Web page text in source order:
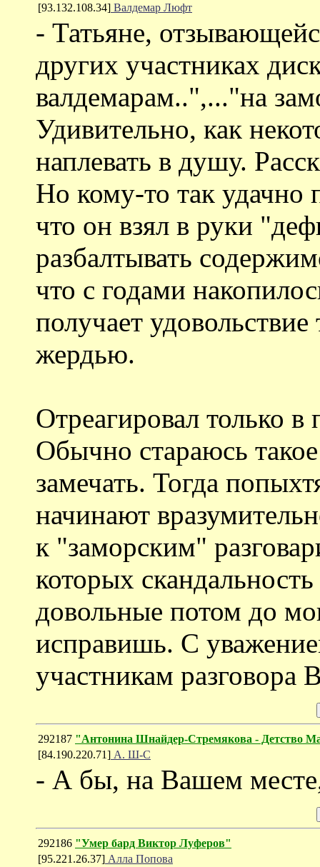
[93.132.108.34] Валдемар Люфт
- Татьяне,
других участниках
валдемарам..",..."на
Удивительно, как
наплевать в душу.
Но кому-то так удачно
что он взял в руки
разбалтывать
что с годами
получает удовольствие
жердью.
Отреагировал только
Обычно стараюсь
замечать. Тогда
начинают
к "заморским"
которых
довольные потом до
исправишь. С
участникам
292187 "Антонина Шнайдер-Стремякова - Детство
[84.190.220.71] А. Ш-С
- А бы, на Вашем
292186 "Умер бард Виктор Луферов"
[95.221.26.37] Алла Попова